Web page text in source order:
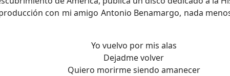
con mi amigo Antonio Benamargo, nada
Yo vuelvo por mis alas
Dejadme volver
Quiero morirme siendo amanecer